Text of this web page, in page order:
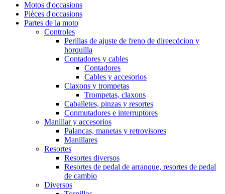
Motos d'occasions
Pièces d'occasions
Partes de la moto
Controles
Perillas de ajuste de freno de direecdcion y
horquilla
Contadores y cables
Contadores
Cables y accesorios
Claxons y trompetas
Trompetas, claxons
Caballetes, pinzas y resortes
Conmutadores e interruptores
Manillar y accesorios
Palancas, manetas y retrovisores
Manillares
Resortes
Resortes diversos
Resortes de pedal de arranque, resortes de pedal
de cambio
Diversos